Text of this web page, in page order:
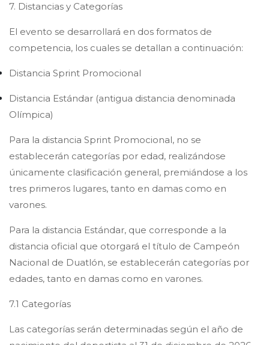
7. Distancias y Categorías
El evento se desarrollará en dos formatos de
competencia, los cuales se detallan a continuación:
Distancia Sprint Promocional
Distancia Estándar (antigua distancia denominada
Olímpica)
Para la distancia Sprint Promocional, no se
establecerán categorías por edad, realizándose
únicamente clasificación general, premiándose a los
tres primeros lugares, tanto en damas como en
varones.
Para la distancia Estándar, que corresponde a la
distancia oficial que otorgará el título de Campeón
Nacional de Duatlón, se establecerán categorías por
edades, tanto en damas como en varones.
7.1 Categorías
Las categorías serán determinadas según el año de